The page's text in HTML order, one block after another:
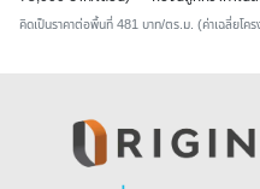
คิดเป็นราคาต่อพื้นที่ 481 บาท/ตร.ม. (ค่าเฉลี่ยโค